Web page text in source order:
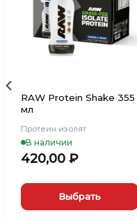
Вишлист
RAW Protein Shake 355
мл
Протеин изолят
В наличии
420,00 ₽
Выбрать